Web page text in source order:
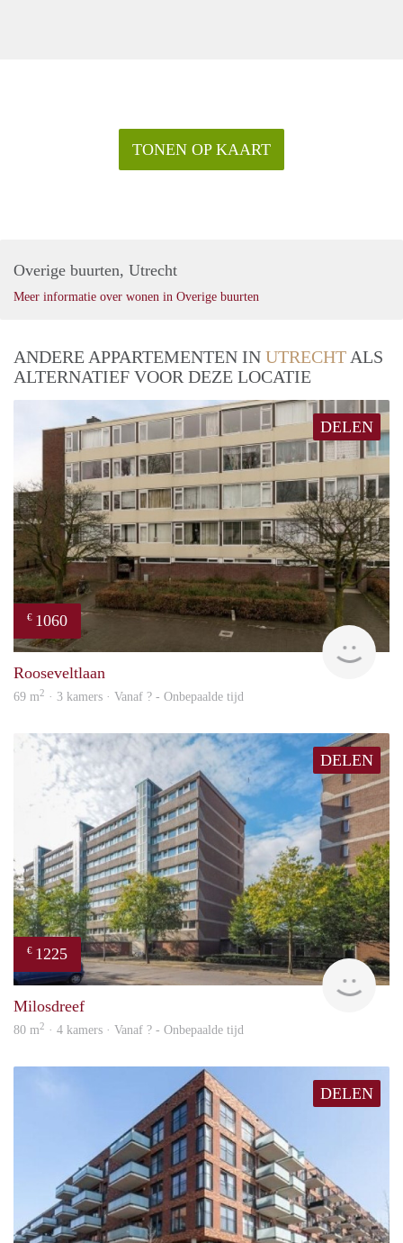
TONEN OP KAART
Overige buurten, Utrecht
Meer informatie over wonen in Overige buurten
ANDERE APPARTEMENTEN IN UTRECHT ALS
ALTERNATIEF VOOR DEZE LOCATIE
DELEN
€ 1060
Rooseveltlaan
69 m2 · 3 kamers · Vanaf ? - Onbepaalde tijd
DELEN
€ 1225
Milosdreef
80 m2 · 4 kamers · Vanaf ? - Onbepaalde tijd
DELEN